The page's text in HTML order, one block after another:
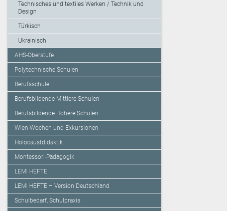
Technisches und textiles Werken / Technik und
Design
Türkisch
Ukrainisch
AHS-Oberstufe
Polytechnische Schulen
Berufsschule
Berufsbildende Mittlere Schulen
Berufsbildende Höhere Schulen
Wien-Wochen und Exkursionen
Holocaustdidaktik
Montessori-Pädagogik
LEMI HEFTE
LEMI HEFTE – Version Deutschland
Schulbedarf, Schulpraxis